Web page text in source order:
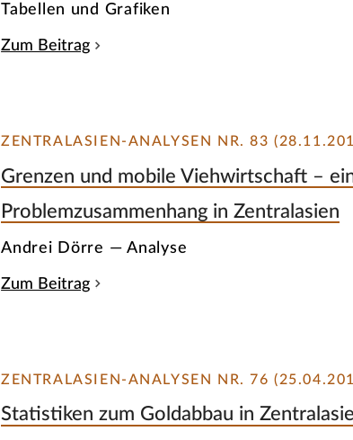
Tabellen und Grafiken
Zum Beitrag
ZENTRALASIEN-ANALYSEN NR. 83
Grenzen und mobile Viehwirtschaft –
Problemzusammenhang in Zentralasien
Andrei Dörre — Analyse
Zum Beitrag
ZENTRALASIEN-ANALYSEN NR. 76
Statistiken zum Goldabbau in